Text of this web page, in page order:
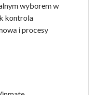
wyborem w
kontrola
i procesy